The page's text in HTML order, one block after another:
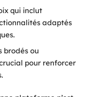
qui inclut
adaptés
brodés ou
pour renforcer